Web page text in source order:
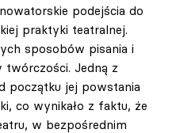
podejścia do
praktyki teatralnej.
sposobów pisania i
twórczości. Jedną z
początku jej powstania
co wynikało z faktu, że
w bezpośrednim